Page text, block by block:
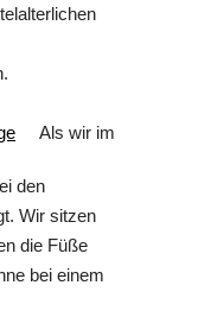
Als wir im
den
Wir sitzen
die Füße
bei einem